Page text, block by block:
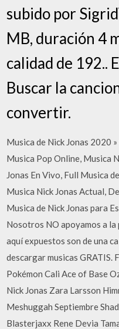
subido por
MB, duración 4
calidad de 192..
Buscar la
convertir.
Musica de Nick Jonas 2020
Musica Pop Online, Musica
Jonas En Vivo, Full Musica
Musica Nick Jonas Actual,
Musica de Nick Jonas para
Nosotros NO apoyamos a la
aquí expuestos son de una
descargar musicas GRATIS.
Pokémon Cali Ace of Base
Nick Jonas Zara Larsson
Meshuggah Septiembre
Blasterjaxx Rene Devia